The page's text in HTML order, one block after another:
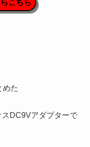
こちら
めた
DC9Vアダプターで